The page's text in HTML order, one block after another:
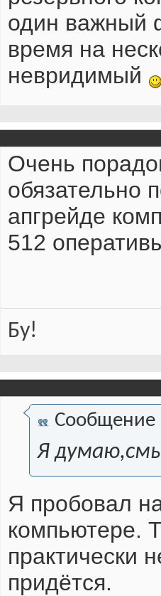
один важный
время на
невридимый
Очень
обязательно
апгрейде
512
Бу!
Сообщение
Я
Я пробовал
компьютере.
практически
придётся.